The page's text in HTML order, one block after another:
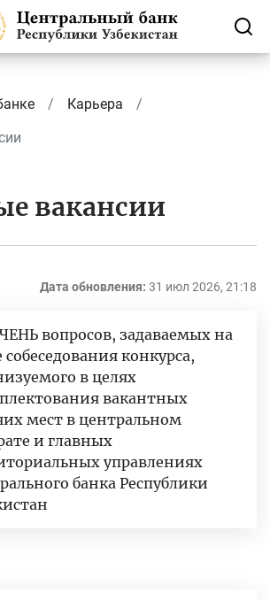
Карьера
вакансии
Дата обновления: 31 июл 2026, 21:18
вопросов, задаваемых на
собеседования конкурса,
в целях
вакантных
мест в центральном
и главных
управлениях
банка Республики